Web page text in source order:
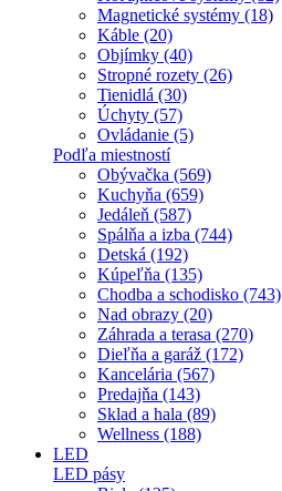
Magnetické systémy (18)
Káble (20)
Objímky (40)
Stropné rozety (26)
Tienidlá (30)
Úchyty (57)
Ovládanie (5)
Podľa miestností
Obývačka (569)
Kuchyňa (659)
Jedáleň (587)
Spálňa a izba (744)
Detská (192)
Kúpeľňa (135)
Chodba a schodisko (743)
Nad obrazy (20)
Záhrada a terasa (270)
Dieľňa a garáž (172)
Kancelária (567)
Predajňa (143)
Sklad a hala (89)
Wellness (188)
LED
LED pásy